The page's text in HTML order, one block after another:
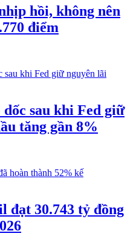
hồi, không nên
điểm
sau khi Fed giữ
tăng gần 8%
đạt 30.743 tỷ đồng